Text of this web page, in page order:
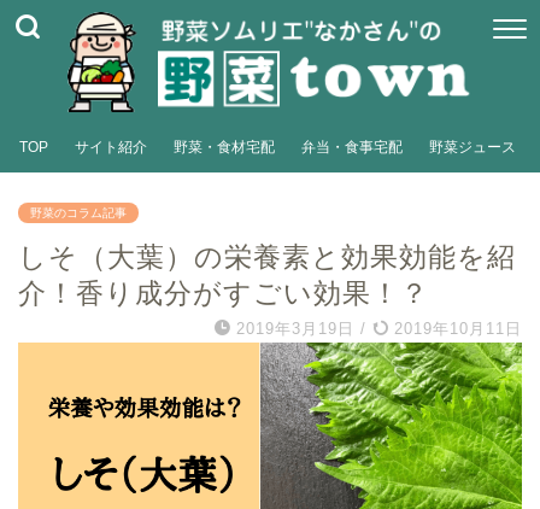
TOP サイト紹介 野菜・食材宅配 弁当・食事宅配 野菜ジュース
野菜のコラム記事
しそ（大葉）の栄養素と効果効能を紹
介！香り成分がすごい効果！？
2019年3月19日 / 2019年10月11日